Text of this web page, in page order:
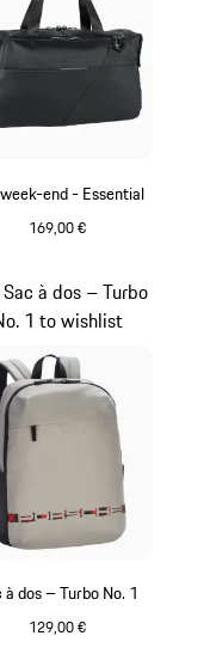
end - Essential
169,00 €
à dos – Turbo No. 1
129,00 €
à dos – Turbo
1 to wishlist